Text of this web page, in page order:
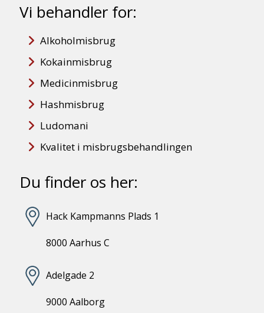
Vi behandler for:
Alkoholmisbrug
Kokainmisbrug
Medicinmisbrug
Hashmisbrug
Ludomani
Kvalitet i misbrugsbehandlingen
Du finder os her:
Hack Kampmanns Plads 1
8000 Aarhus C
Adelgade 2
9000 Aalborg